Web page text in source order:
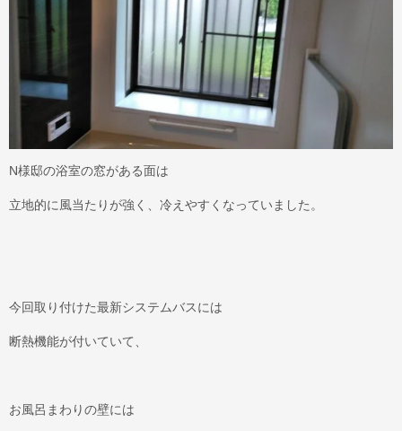
N様邸の浴室の窓がある面は
立地的に風当たりが強く、冷えやすくなっていました。
今回取り付けた最新システムバスには
断熱機能が付いていて、
お風呂まわりの壁には